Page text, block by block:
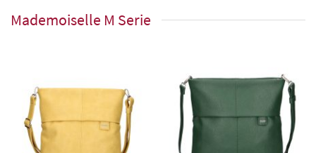
Mademoiselle M Serie